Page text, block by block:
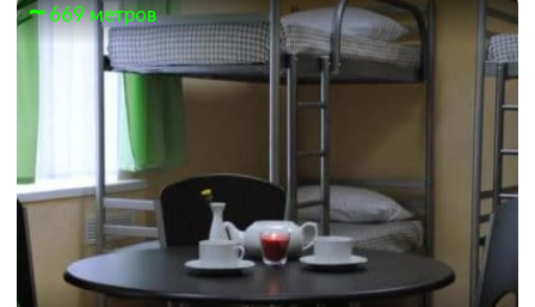
669 метров